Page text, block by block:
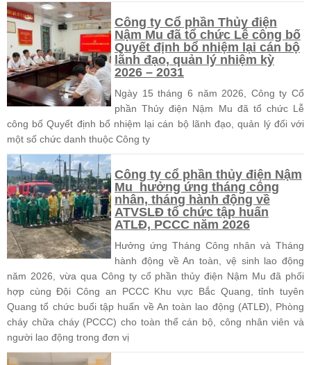
Công ty Cổ phần Thủy điện
Nậm Mu đã tổ chức Lễ công bố
Quyết định bổ nhiệm lại cán bộ
lãnh đạo, quản lý nhiệm kỳ
2026 – 2031
Ngày 15 tháng 6 năm 2026, Công ty Cổ
phần Thủy điện Nậm Mu đã tổ chức Lễ
công bố Quyết định bổ nhiệm lại cán bộ lãnh đạo, quản lý đối với
một số chức danh thuộc Công ty
Công ty cổ phần thủy điện Nậm
Mu hưởng ứng tháng công
nhân, tháng hành động về
ATVSLĐ tổ chức tập huấn
ATLĐ, PCCC năm 2026
Hưởng ứng Tháng Công nhân và Tháng
hành động về An toàn, vệ sinh lao động
năm 2026, vừa qua Công ty cổ phần thủy điện Nậm Mu đã phối
hợp cùng Đội Công an PCCC Khu vực Bắc Quang, tỉnh tuyên
Quang tổ chức buổi tập huấn về An toàn lao động (ATLĐ), Phòng
cháy chữa cháy (PCCC) cho toàn thể cán bộ, công nhân viên và
người lao động trong đơn vị